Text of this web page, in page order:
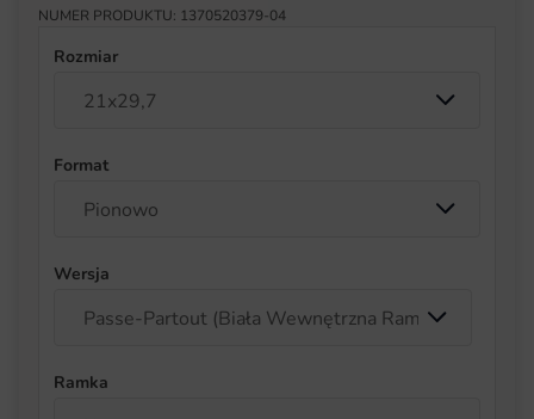
NUMER PRODUKTU: 1370520379-04
Rozmiar
Format
Wersja
Ramka